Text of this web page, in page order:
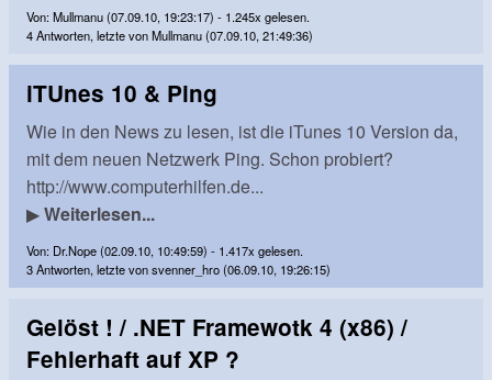
Von: Mullmanu (07.09.10, 19:23:17) - 1.245x gelesen.
4 Antworten, letzte von Mullmanu (07.09.10, 21:49:36)
iTUnes 10 & Ping
Wie in den News zu lesen, ist die iTunes 10 Version da,
mit dem neuen Netzwerk Ping. Schon probiert?
http://www.computerhilfen.de...
▶Weiterlesen...
Von: Dr.Nope (02.09.10, 10:49:59) - 1.417x gelesen.
3 Antworten, letzte von svenner_hro (06.09.10, 19:26:15)
Gelöst ! / .NET Framewotk 4 (x86) /
Fehlerhaft auf XP ?